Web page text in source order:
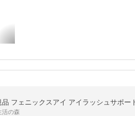
活の森